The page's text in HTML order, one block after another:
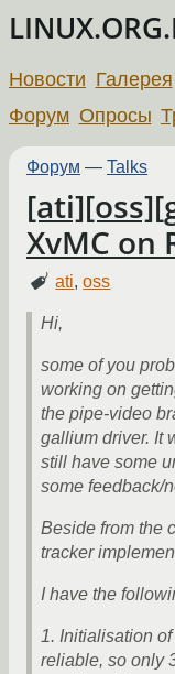
Новости Галерея
Форум Опросы
Форум — Talks
XvMC on
ati,oss
Hi,
some of you
working on
the pipe-video
gallium driver. It
still have some
some feedback/
Beside from the
tracker
I have the
1. Initialisation
reliable, so only